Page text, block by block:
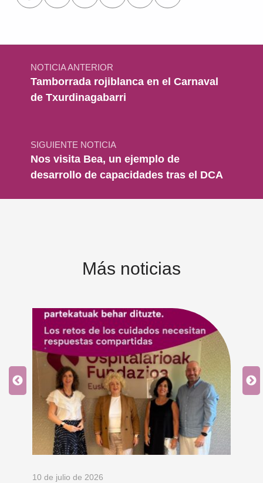
Navegación de entradas
NOTICIA ANTERIOR
Tamborrada rojiblanca en el Carnaval
de Txurdinagabarri
SIGUIENTE NOTICIA
Nos visita Bea, un ejemplo de
desarrollo de capacidades tras el DCA
Más noticias
10 de julio de 2026